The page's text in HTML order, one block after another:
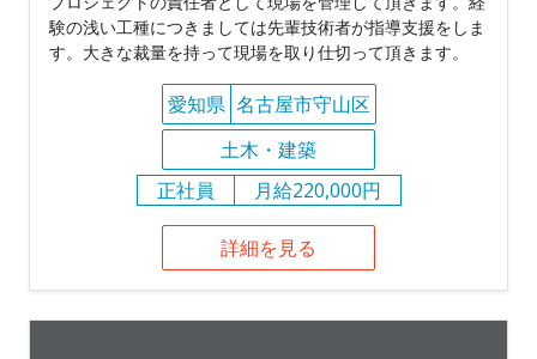
験の浅い工種につきましては先輩技術者が指導支援をしま
す。大きな裁量を持って現場を取り仕切って頂きます。
愛知県 名古屋市守山区
土木・建築
正社員
月給220,000円
詳細を見る